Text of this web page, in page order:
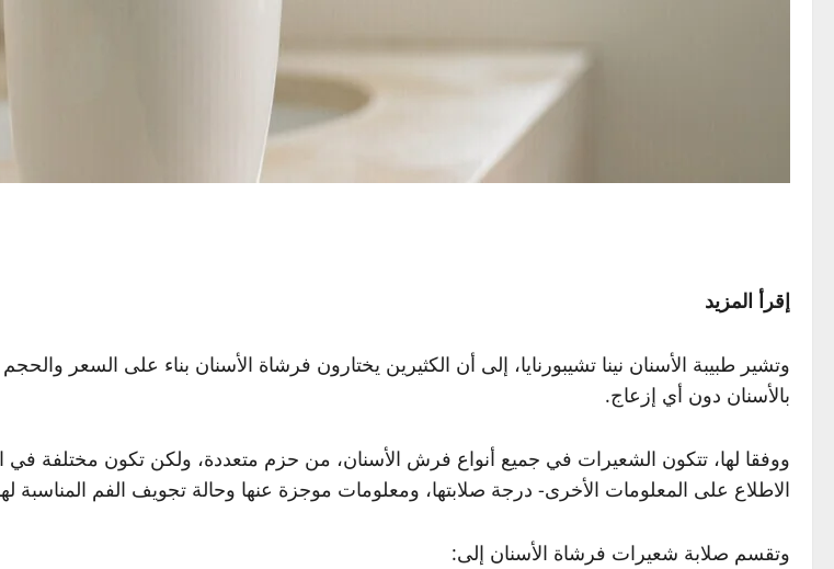
إقرأ المزيد
وتشير طبيبة الأسنان نينا تشيبورنايا، إلى أن الكثيرين يختارون فرشاة الأسنان بناء على السعر
بالأسنان دون أي إزعاج.
ووفقا لها، تتكون الشعيرات في جميع أنواع فرش الأسنان، من حزم متعددة، ولكن تكون مختلفة في
الاطلاع على المعلومات الأخرى- درجة صلابتها، ومعلومات موجزة عنها وحالة تجويف الفم المناسبة
وتقسم صلابة شعيرات فرشاة الأسنان إلى: